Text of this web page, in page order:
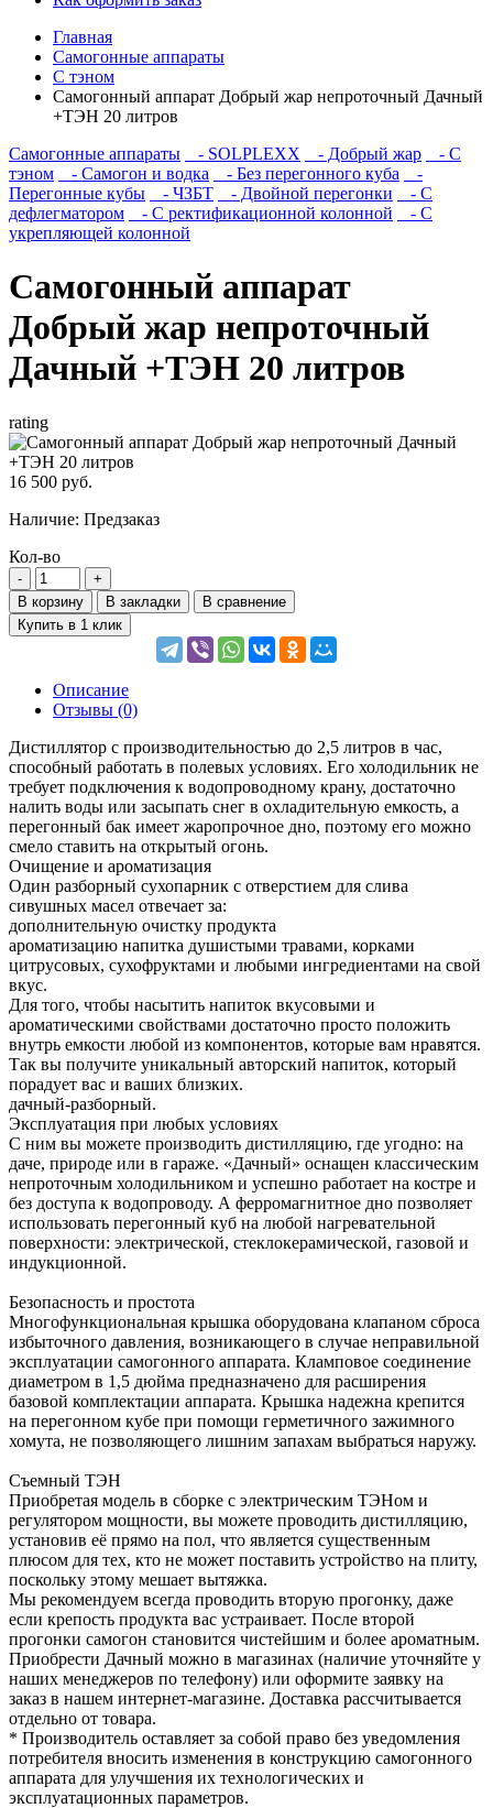
Главная
Самогонные аппараты
С тэном
Самогонный аппарат Добрый жар непроточный Дачный
+ТЭН 20 литров
Самогонные аппараты
- SOLPLEXX - Добрый жар
- С
тэном
- Самогон и водка - Без перегонного куба
-
Перегонные кубы
- ЧЗБТ - Двойной перегонки
- С
дефлегматором
- С ректификационной колонной
- С
укрепляющей колонной
Самогонный аппарат
Добрый жар непроточный
Дачный +ТЭН 20 литров
rating
16 500 руб.
Наличие: Предзаказ
Кол-во
В корзину В закладки
В сравнение
Купить в 1 клик
Описание
Отзывы (0)
Дистиллятор с производительностью до 2,5 литров в час,
способный работать в полевых условиях. Его холодильник не
требует подключения к водопроводному крану, достаточно
налить воды или засыпать снег в охладительную емкость, а
перегонный бак имеет жаропрочное дно, поэтому его можно
смело ставить на открытый огонь.
Очищение и ароматизация
Один разборный сухопарник с отверстием для слива
сивушных масел отвечает за:
дополнительную очистку продукта
ароматизацию напитка душистыми травами, корками
цитрусовых, сухофруктами и любыми ингредиентами на свой
вкус.
Для того, чтобы насытить напиток вкусовыми и
ароматическими свойствами достаточно просто положить
внутрь емкости любой из компонентов, которые вам нравятся.
Так вы получите уникальный авторский напиток, который
порадует вас и ваших близких.
дачный-разборный.
Эксплуатация при любых условиях
С ним вы можете производить дистилляцию, где угодно: на
даче, природе или в гараже. «Дачный» оснащен классическим
непроточным холодильником и успешно работает на костре и
без доступа к водопроводу. А ферромагнитное дно позволяет
использовать перегонный куб на любой нагревательной
поверхности: электрической, стеклокерамической, газовой и
индукционной.
Безопасность и простота
Многофункциональная крышка оборудована клапаном сброса
избыточного давления, возникающего в случае неправильной
эксплуатации самогонного аппарата. Кламповое соединение
диаметром в 1,5 дюйма предназначено для расширения
базовой комплектации аппарата. Крышка надежна крепится
на перегонном кубе при помощи герметичного зажимного
хомута, не позволяющего лишним запахам выбраться наружу.
Съемный ТЭН
Приобретая модель в сборке с электрическим ТЭНом и
регулятором мощности, вы можете проводить дистилляцию,
установив её прямо на пол, что является существенным
плюсом для тех, кто не может поставить устройство на плиту,
поскольку этому мешает вытяжка.
Мы рекомендуем всегда проводить вторую прогонку, даже
если крепость продукта вас устраивает. После второй
прогонки самогон становится чистейшим и более ароматным.
Приобрести Дачный можно в магазинах (наличие уточняйте у
наших менеджеров по телефону) или оформите заявку на
заказ в нашем интернет-магазине. Доставка рассчитывается
отдельно от товара.
* Производитель оставляет за собой право без уведомления
потребителя вносить изменения в конструкцию самогонного
аппарата для улучшения их технологических и
эксплуатационных параметров.